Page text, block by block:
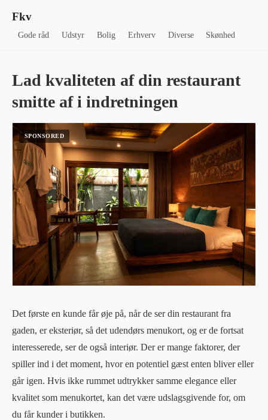
Fkv
Gode råd Udstyr Bolig Erhverv Diverse Skønhed
Lad kvaliteten af din restaurant
smitte af i indretningen
Det første en kunde får øje på, når de ser din restaurant fra
gaden, er eksteriør, så det udendørs menukort, og er de fortsat
interesserede, ser de også interiør. Der er mange faktorer, der
spiller ind i det moment, hvor en potentiel gæst enten bliver eller
går igen. Hvis ikke rummet udtrykker samme elegance eller
kvalitet som menukortet, kan det være udslagsgivende for, om
du får kunder i butikken.